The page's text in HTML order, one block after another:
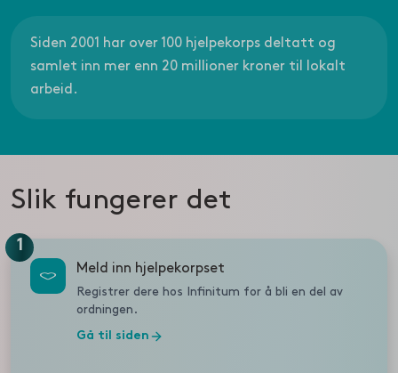
Siden 2001 har over 100 hjelpekorps deltatt og
samlet inn mer enn 20 millioner kroner til lokalt
arbeid.
Slik fungerer det
1
Meld inn hjelpekorpset
Registrer dere hos Infinitum for å bli en del av
ordningen.
Gå til siden